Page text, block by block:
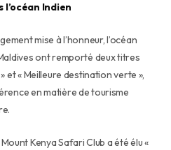
Indien
mise à l’honneur, l’océan
ont remporté deux titres
et « Meilleure destination verte »,
en matière de tourisme
Kenya Safari Club a été élu «